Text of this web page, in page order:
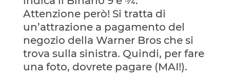
Attenzione però! Si tratta di
un’attrazione a pagamento del
negozio della Warner Bros che si
trova sulla sinistra. Quindi, per fare
una foto, dovrete pagare (MAI!).